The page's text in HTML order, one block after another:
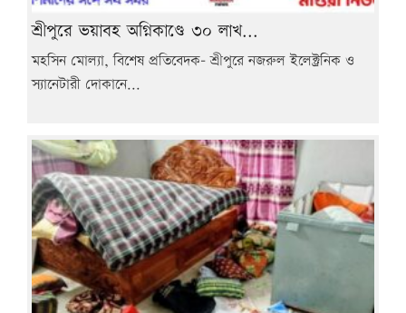
শ্রীপুরে ভয়াবহ অগ্নিকাণ্ডে ৩০ লাখ...
মহসিন মোল্যা, বিশেষ প্রতিবেদক- শ্রীপুরে নজরুল ইলেক্ট্রনিক ও
স্যানেটারী দোকানে...